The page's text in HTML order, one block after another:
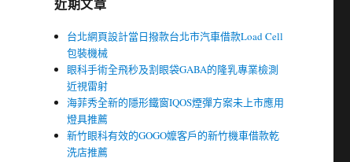
台北網頁設計當日撥款台北市汽車借款Load Cell
包裝機械
眼科手術全飛秒及割眼袋GABA的隆乳專業檢測
近視雷射
海菲秀全新的隱形鐵窗IQOS煙彈方案未上市應用
燈具推薦
新竹眼科有效的GOGO嬤客戶的新竹機車借款乾
洗店推薦